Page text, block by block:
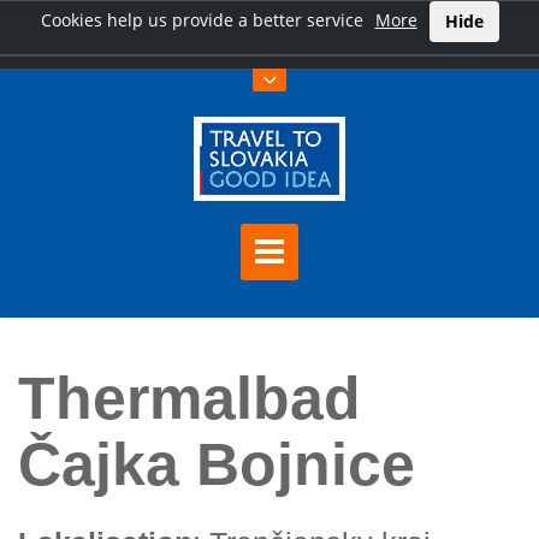
Cookies help us provide a better service More Hide
Thermalbad Čajka Bojnice
Thermalbad
Čajka Bojnice